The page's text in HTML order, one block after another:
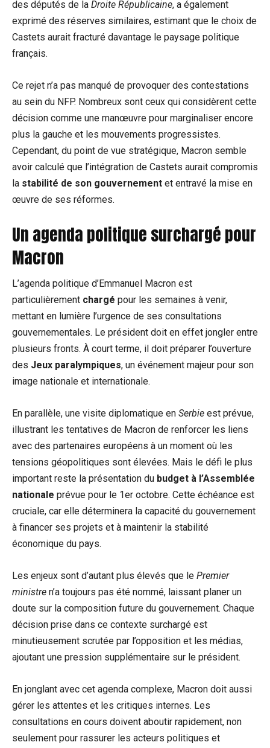
des députés de la Droite Républicaine, a également
exprimé des réserves similaires, estimant que le choix de
Castets aurait fracturé davantage le paysage politique
français.
Ce rejet n’a pas manqué de provoquer des contestations
au sein du NFP. Nombreux sont ceux qui considèrent cette
décision comme une manœuvre pour marginaliser encore
plus la gauche et les mouvements progressistes.
Cependant, du point de vue stratégique, Macron semble
avoir calculé que l’intégration de Castets aurait compromis
la stabilité de son gouvernement et entravé la mise en
œuvre de ses réformes.
Un agenda politique surchargé pour
Macron
L’agenda politique d’Emmanuel Macron est
particulièrement chargé pour les semaines à venir,
mettant en lumière l’urgence de ses consultations
gouvernementales. Le président doit en effet jongler entre
plusieurs fronts. À court terme, il doit préparer l’ouverture
des Jeux paralympiques, un événement majeur pour son
image nationale et internationale.
En parallèle, une visite diplomatique en Serbie est prévue,
illustrant les tentatives de Macron de renforcer les liens
avec des partenaires européens à un moment où les
tensions géopolitiques sont élevées. Mais le défi le plus
important reste la présentation du budget à l’Assemblée
nationale prévue pour le 1er octobre. Cette échéance est
cruciale, car elle déterminera la capacité du gouvernement
à financer ses projets et à maintenir la stabilité
économique du pays.
Les enjeux sont d’autant plus élevés que le Premier
ministre n’a toujours pas été nommé, laissant planer un
doute sur la composition future du gouvernement. Chaque
décision prise dans ce contexte surchargé est
minutieusement scrutée par l’opposition et les médias,
ajoutant une pression supplémentaire sur le président.
En jonglant avec cet agenda complexe, Macron doit aussi
gérer les attentes et les critiques internes. Les
consultations en cours doivent aboutir rapidement, non
seulement pour rassurer les acteurs politiques et